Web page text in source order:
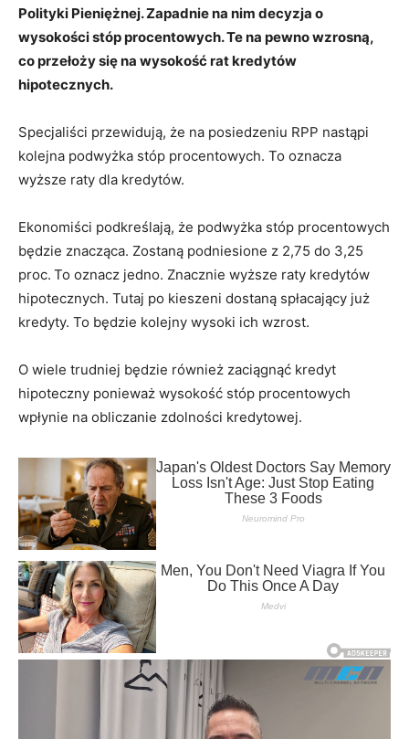
Polityki Pieniężnej. Zapadnie na nim decyzja o
wysokości stóp procentowych. Te na pewno wzrosną,
co przełoży się na wysokość rat kredytów
hipotecznych.
Specjaliści przewidują, że na posiedzeniu RPP nastąpi
kolejna podwyżka stóp procentowych. To oznacza
wyższe raty dla kredytów.
Ekonomiści podkreślają, że podwyżka stóp procentowych
będzie znacząca. Zostaną podniesione z 2,75 do 3,25
proc. To oznacz jedno. Znacznie wyższe raty kredytów
hipotecznych. Tutaj po kieszeni dostaną spłacający już
kredyty. To będzie kolejny wysoki ich wzrost.
O wiele trudniej będzie również zaciągnąć kredyt
hipoteczny ponieważ wysokość stóp procentowych
wpłynie na obliczanie zdolności kredytowej.